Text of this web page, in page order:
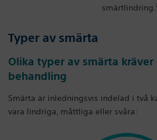
smärtlindring.
Typer av smärta
Olika typer av smärta
behandling
Smärta är inledningsvis indelad i två
vara lindriga, måttliga eller svåra: